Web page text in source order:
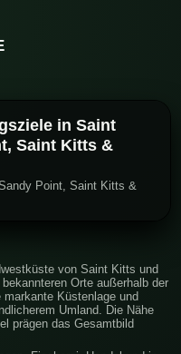
in Saint
Saint Kitts &
Point, Saint Kitts &
von Saint Kitts und
Orte außerhalb der
Küstenlage und
Umland. Die Nähe
prägen das Gesamtbild